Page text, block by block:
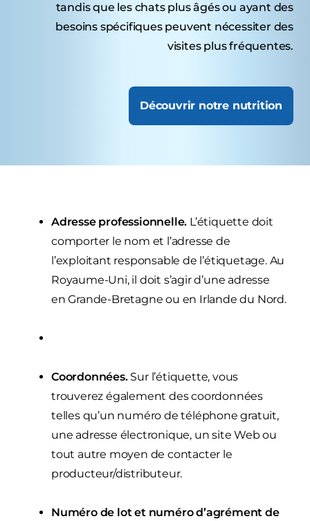
tandis que les chats plus âgés ou ayant des
besoins spécifiques peuvent nécessiter des
visites plus fréquentes.
Découvrir notre nutrition
Adresse professionnelle. L’étiquette doit
comporter le nom et l’adresse de
l’exploitant responsable de l’étiquetage. Au
Royaume-Uni, il doit s’agir d’une adresse
en Grande-Bretagne ou en Irlande du Nord.
Coordonnées.Sur l’étiquette, vous
trouverez également des coordonnées
telles qu’un numéro de téléphone gratuit,
une adresse électronique, un site Web ou
tout autre moyen de contacter le
producteur/distributeur.
Numéro de lot et numéro d’agrément de